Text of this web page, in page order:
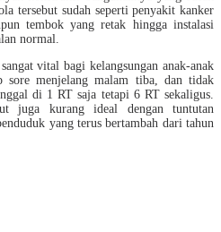
tersebut sudah seperti penyakit kanker
tembok yang retak hingga instalasi
normal.
vital bagi kelangsungan anak-anak
sore menjelang malam tiba, dan tidak
di 1 RT saja tetapi 6 RT sekaligus.
juga kurang ideal dengan tuntutan
yang terus bertambah dari tahun